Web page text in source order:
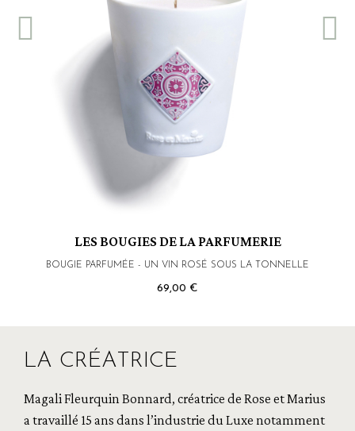
LES BOUGIES DE LA PARFUMERIE
BOUGIE PARFUMÉE - UN VIN ROSÉ SOUS LA TONNELLE
69,00 €
LA CRÉATRICE
Magali Fleurquin Bonnard, créatrice de Rose et Marius
a travaillé 15 ans dans l’industrie du Luxe notamment